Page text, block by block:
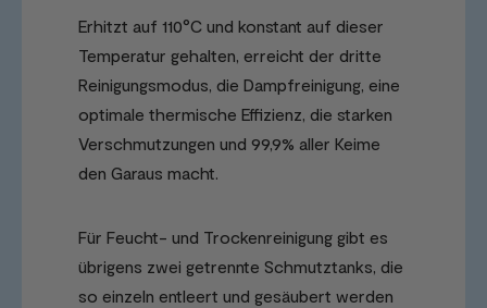
Erhitzt auf 110°C und konstant auf dieser
Temperatur gehalten, erreicht der dritte
Reinigungsmodus, die Dampfreinigung, eine
optimale thermische Effizienz, die starken
Verschmutzungen und 99,9% aller Keime
den Garaus macht.
Für Feucht- und Trockenreinigung gibt es
übrigens zwei getrennte Schmutztanks, die
so einzeln entleert und gesäubert werden